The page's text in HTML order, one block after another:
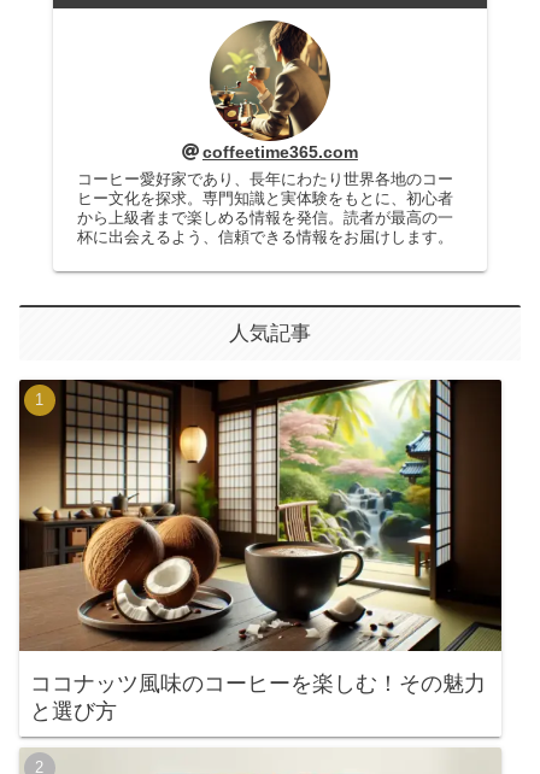
coffeetime365.com
コーヒー愛好家であり、長年にわたり世界各地のコー
ヒー文化を探求。専門知識と実体験をもとに、初心者
から上級者まで楽しめる情報を発信。読者が最高の一
杯に出会えるよう、信頼できる情報をお届けします。
人気記事
ココナッツ風味のコーヒーを楽しむ！その魅力
と選び方